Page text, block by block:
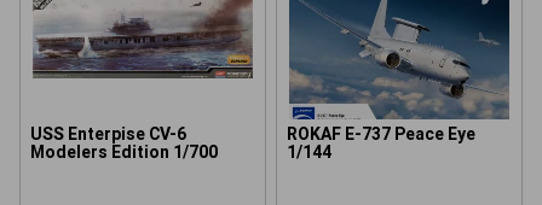
USS Enterpise CV-6
Modelers Edition 1/700
ROKAF E-737 Peace Eye
1/144